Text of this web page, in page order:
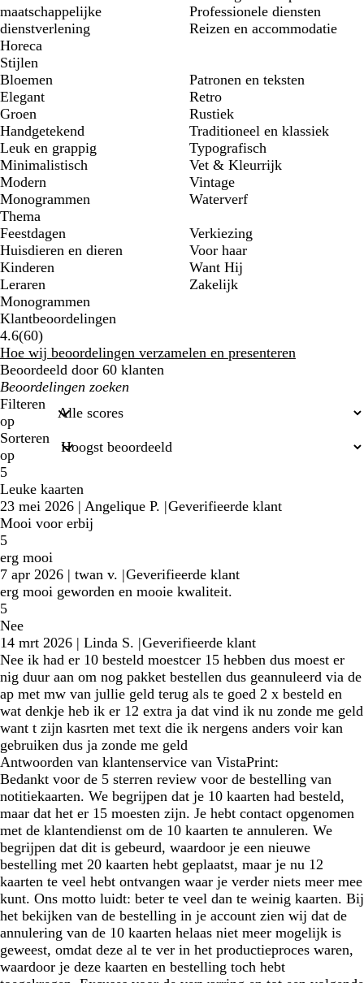
maatschappelijke
dienstverlening
Horeca
Professionele diensten
Reizen en accommodatie
Stijlen
Bloemen
Elegant
Groen
Handgetekend
Leuk en grappig
Minimalistisch
Modern
Monogrammen
Patronen en teksten
Retro
Rustiek
Traditioneel en klassiek
Typografisch
Vet & Kleurrijk
Vintage
Waterverf
Thema
Feestdagen
Huisdieren en dieren
Kinderen
Leraren
Monogrammen
Verkiezing
Voor haar
Want Hij
Zakelijk
Klantbeoordelingen
4.6(6060
klantbeoordelingen
)
Hoe wij beoordelingen verzamelen en presenteren
Beoordeeld door 60 klanten
Mijn
zoekopdrachten
Filteren
op
Sorteren
op
5
Leuke kaarten
23 mei 2026 | Angelique P. |Geverifieerde klant
Mooi voor erbij
5
erg mooi
7 apr 2026 | twan v. |Geverifieerde klant
erg mooi geworden en mooie kwaliteit.
5
Nee
14 mrt 2026 | Linda S. |Geverifieerde klant
Nee ik had er 10 besteld moestcer 15 hebben dus moest er
nig duur aan om nog pakket bestellen dus geannuleerd via de
ap met mw van jullie geld terug als te goed 2 x besteld en
wat denkje heb ik er 12 extra ja dat vind ik nu zonde me geld
want t zijn kasrten met text die ik nergens anders voir kan
gebruiken dus ja zonde me geld
Antwoorden van klantenservice van VistaPrint:
Bedankt voor de 5 sterren review voor de bestelling van
notitiekaarten. We begrijpen dat je 10 kaarten had besteld,
maar dat het er 15 moesten zijn. Je hebt contact opgenomen
met de klantendienst om de 10 kaarten te annuleren. We
begrijpen dat dit is gebeurd, waardoor je een nieuwe
bestelling met 20 kaarten hebt geplaatst, maar je nu 12
kaarten te veel hebt ontvangen waar je verder niets meer mee
kunt. Ons motto luidt: beter te veel dan te weinig kaarten. Bij
het bekijken van de bestelling in je account zien wij dat de
annulering van de 10 kaarten helaas niet meer mogelijk is
geweest, omdat deze al te ver in het productieproces waren,
waardoor je deze kaarten en bestelling toch hebt